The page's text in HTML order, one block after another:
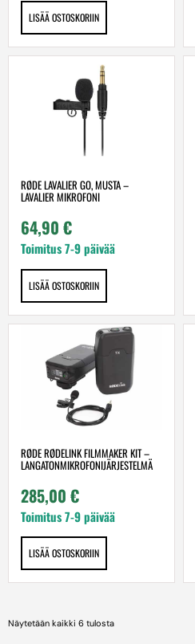
LISÄÄ OSTOSKORIIN
RØDE LAVALIER GO, MUSTA –
LAVALIER MIKROFONI
64,90 €
Toimitus 7-9 päivää
LISÄÄ OSTOSKORIIN
RØDE RØDELINK FILMMAKER KIT –
LANGATONMIKROFONIJÄRJESTELMÄ
285,00 €
Toimitus 7-9 päivää
LISÄÄ OSTOSKORIIN
Näytetään kaikki 6 tulosta